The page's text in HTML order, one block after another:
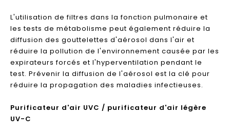
L'utilisation de filtres dans la fonction pulmonaire et
les tests de métabolisme peut également réduire la
diffusion des gouttelettes d'aérosol dans l'air et
réduire la pollution de l'environnement causée par les
expirateurs forcés et l'hyperventilation pendant le
test. Prévenir la diffusion de l'aérosol est la clé pour
réduire la propagation des maladies infectieuses.
Purificateur d'air UVC / purificateur d'air légère
UV-C